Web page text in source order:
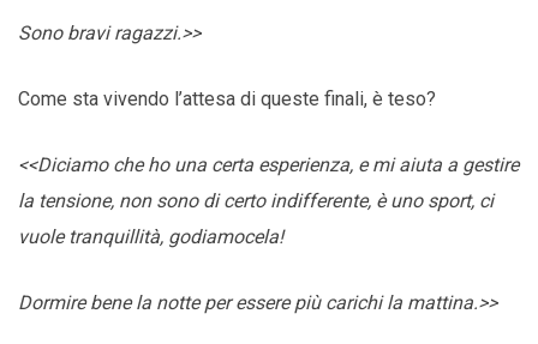
Sono bravi ragazzi.>>
Come sta vivendo l’attesa di queste finali, è teso?
<<Diciamo che ho una certa esperienza, e mi aiuta a gestire
la tensione, non sono di certo indifferente, è uno sport, ci
vuole tranquillità, godiamocela!
Dormire bene la notte per essere più carichi la mattina.>>